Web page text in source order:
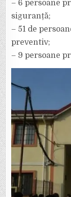
– 6 persoane
siguranță;
– 51 de
preventiv;
– 9 persoane